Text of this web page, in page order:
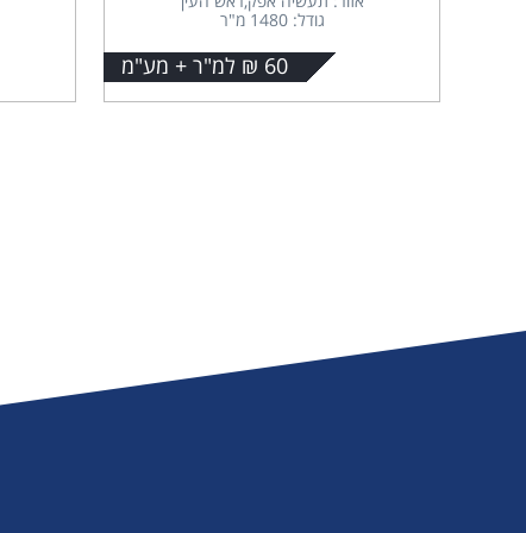
גודל: 1480 מ"ר
60 ₪ למ"ר + מע"מ